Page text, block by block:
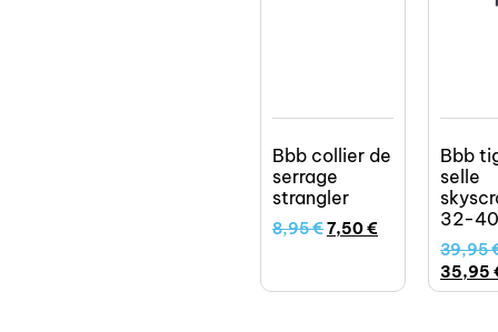
Bbb collier de
serrage
strangler
8,95€7,50€
Bbb
selle
32-
39,95
35,95